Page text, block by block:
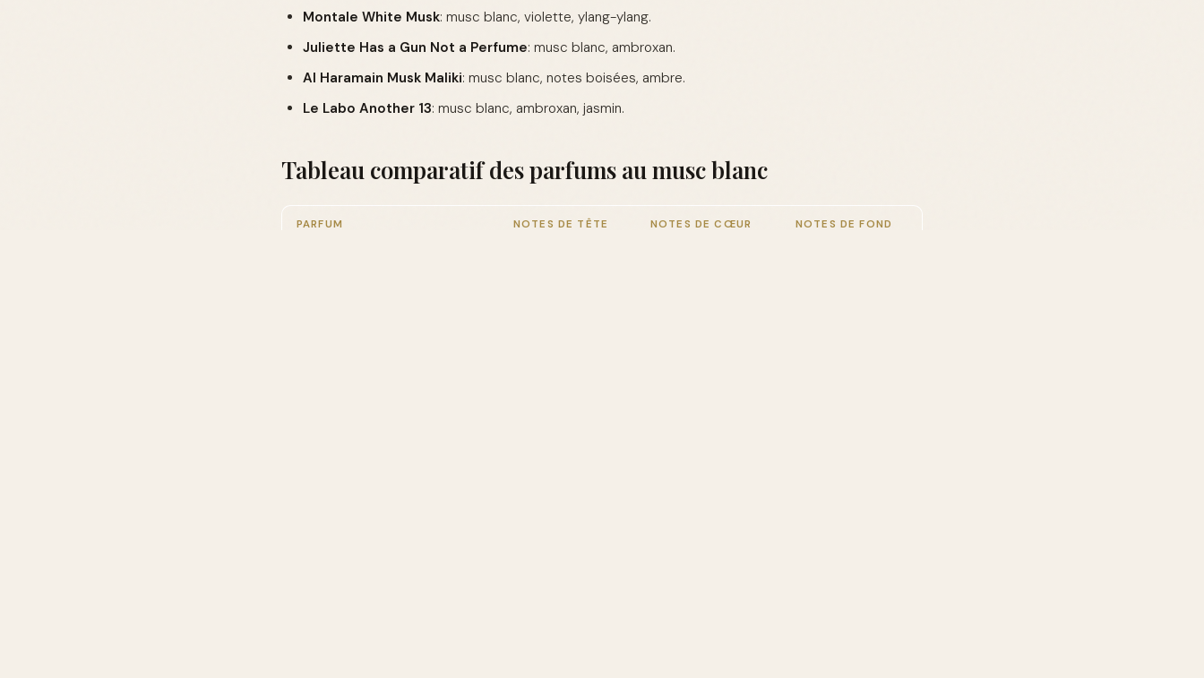
Montale White Musk: musc blanc, violette, ylang-ylang.
Juliette Has a Gun Not a Perfume: musc blanc, ambroxan.
Al Haramain Musk Maliki: musc blanc, notes boisées, ambre.
Le Labo Another 13: musc blanc, ambroxan, jasmin.
Tableau comparatif des parfums au musc blanc
PARFUM NOTES DE TÊTE NOTES DE CŒUR NOTES DE FOND